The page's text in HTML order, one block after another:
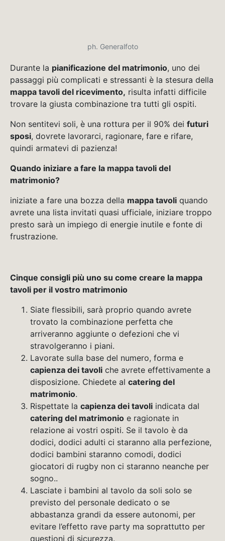
ph. Generalfoto
Durante la pianificazione del matrimonio, uno dei
passaggi più complicati e stressanti è la stesura della
mappa tavoli del ricevimento, risulta infatti difficile
trovare la giusta combinazione tra tutti gli ospiti.
Non sentitevi soli, è una rottura per il 90% dei futuri
sposi, dovrete lavorarci, ragionare, fare e rifare,
quindi armatevi di pazienza!
Quando iniziare a fare la mappa tavoli del
matrimonio?
iniziate a fare una bozza della mappa tavoli quando
avrete una lista invitati quasi ufficiale, iniziare troppo
presto sarà un impiego di energie inutile e fonte di
frustrazione.
Cinque consigli più uno su come creare la mappa
tavoli per il vostro matrimonio
Siate flessibili, sarà proprio quando avrete
trovato la combinazione perfetta che
arriveranno aggiunte o defezioni che vi
stravolgeranno i piani.
Lavorate sulla base del numero, forma e
capienza dei tavoli che avrete effettivamente a
disposizione. Chiedete al catering del
matrimonio.
Rispettate la capienza dei tavoli indicata dal
catering del matrimonio e ragionate in
relazione ai vostri ospiti. Se il tavolo è da
dodici, dodici adulti ci staranno alla perfezione,
dodici bambini staranno comodi, dodici
giocatori di rugby non ci staranno neanche per
sogno..
Lasciate i bambini al tavolo da soli solo se
previsto del personale dedicato o se
abbastanza grandi da essere autonomi, per
evitare l’effetto rave party ma soprattutto per
questioni di sicurezza.